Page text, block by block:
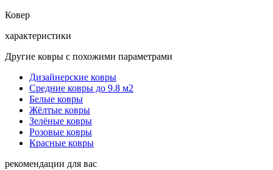
Ковер
характеристики
Другие ковры с похожими параметрами
Дизайнерские ковры
Средние ковры до 9.8 м2
Белые ковры
Жёлтые ковры
Зелёные ковры
Розовые ковры
Красные ковры
рекомендации для вас